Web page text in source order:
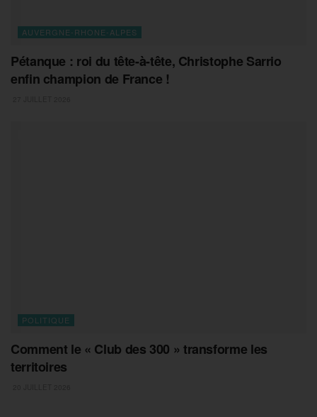
AUVERGNE-RHONE-ALPES
Pétanque : roi du tête-à-tête, Christophe Sarrio
enfin champion de France !
POLITIQUE
Comment le « Club des 300 » transforme les
territoires